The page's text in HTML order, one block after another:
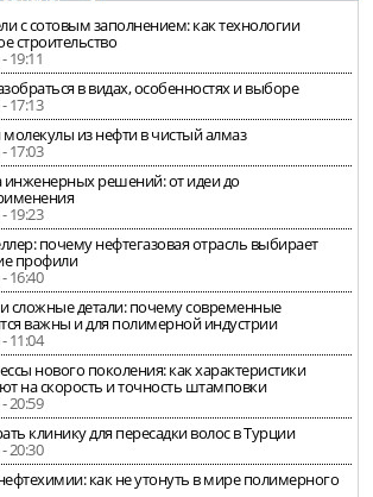
с сотовым заполнением: как технологии
строительство
19:11
в видах, особенностях и выборе
17:13
из нефти в чистый алмаз
17:03
инженерных решений: от идеи до
19:23
почему нефтегазовая отрасль выбирает
профили
16:40
сложные детали: почему современные
важны и для полимерной индустрии
11:04
нового поколения: как характеристики
на скорость и точность штамповки
20:59
клинику для пересадки волос в Турции
20:30
как не утонуть в мире полимерного